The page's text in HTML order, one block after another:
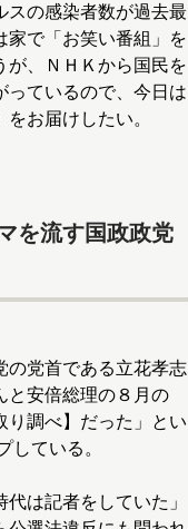
の感染者数が過去最
家で「お笑い番組」を
が、ＮＨＫから国民を
っているので、今日は
お届けしたい。
を流す国政政党
党首である立花孝志
と安倍総理の８月の
り調べ】だった」とい
している。
は記者をしていた」